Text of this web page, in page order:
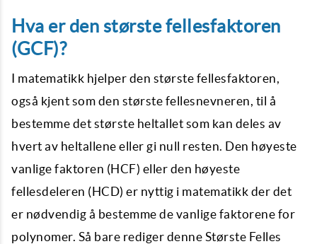
Hva er den største fellesfaktoren
(GCF)?
I matematikk hjelper den største fellesfaktoren,
også kjent som den største fellesnevneren, til å
bestemme det største heltallet som kan deles av
hvert av heltallene eller gi null resten. Den høyeste
vanlige faktoren (HCF) eller den høyeste
fellesdeleren (HCD) er nyttig i matematikk der det
er nødvendig å bestemme de vanlige faktorene for
polynomer. Så bare rediger denne Største Felles